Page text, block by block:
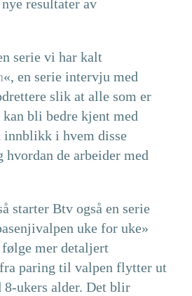
resultater av
serie vi har kalt
«, en serie intervju med
slik at alle som er
bli bedre kjent med
innblikk i hvem disse
hvordan de arbeider med
starter Btv også en serie
uke for uke»
mer detaljert
fra paring til valpen flytter ut
8-ukers alder. Det blir